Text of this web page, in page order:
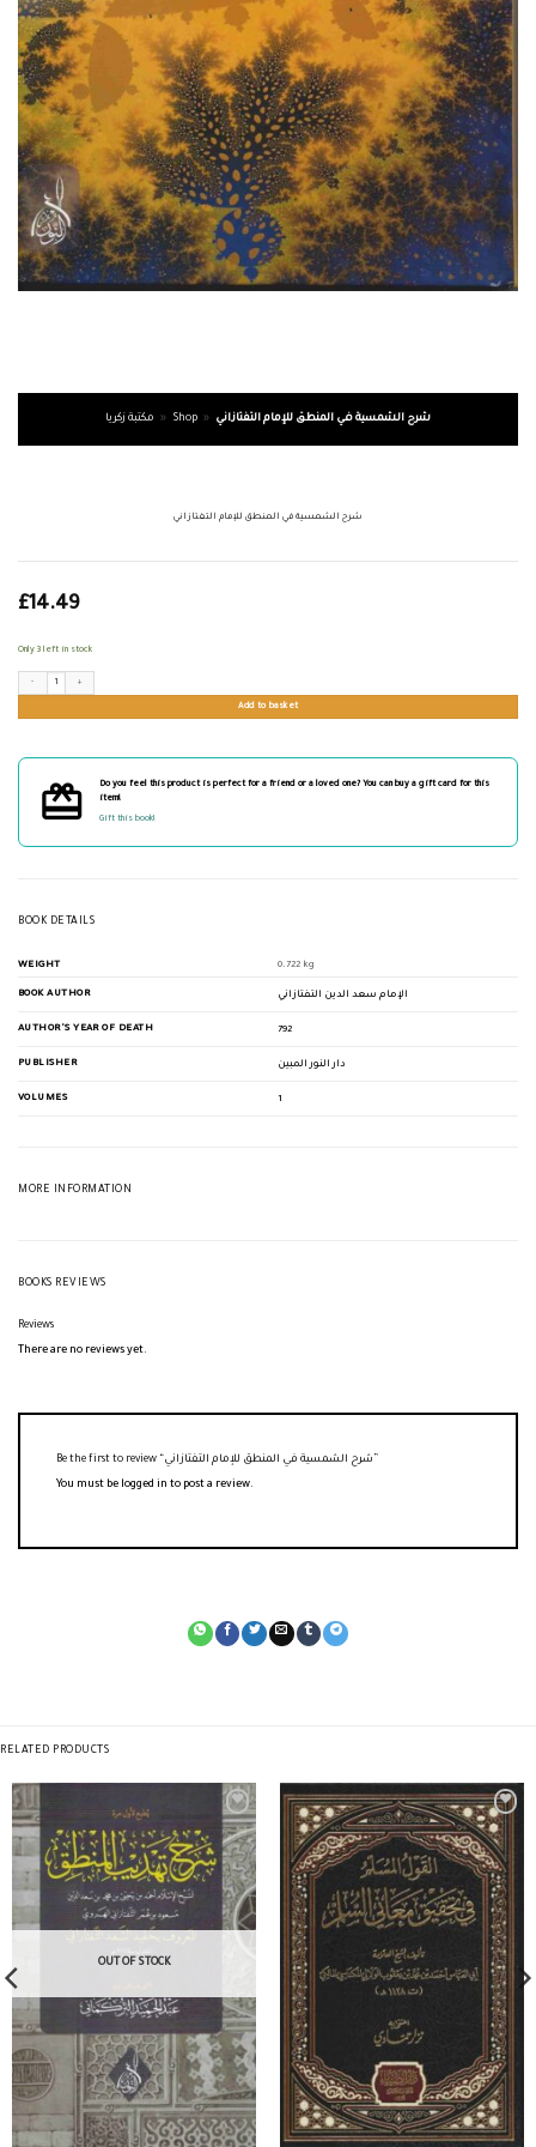
مكتبة زكريا » Shop » شرح الشمسية في المنطق للإمام التفتازاني
شرح الشمسية في المنطق للإمام التفتازاني
£14.49
Only 3 left in stock
Add to basket
Do you feel this product is perfect for a friend or a loved one? You can buy a gift card for this
item!
Gift this book!
BOOK DETAILS
WEIGHT 0.722 kg
BOOK AUTHOR الإمام سعد الدين التفتازاني
AUTHOR'S YEAR OF DEATH 792
PUBLISHER دار النور المبين
VOLUMES 1
MORE INFORMATION
BOOKS REVIEWS
Reviews
There are no reviews yet.
You must be logged in to post a review.
RELATED PRODUCTS
OUT OF STOCK